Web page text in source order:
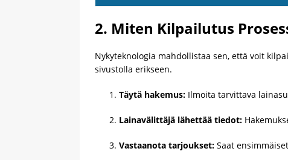
2. Miten Kilpailutus
Nykyteknologia mahdollistaa sen, että voit
sivustolla erikseen.
Täytä hakemus: Ilmoita tarvittava
Lainavälittäjä lähettää tiedot:
Vastaanota tarjoukset: Saat